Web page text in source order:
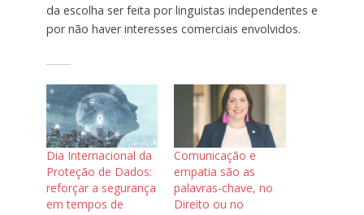
da escolha ser feita por linguistas independentes e
por não haver interesses comerciais envolvidos.
Dia Internacional da
Proteção de Dados:
reforçar a segurança
em tempos de
Comunicação e
empatia são as
palavras-chave, no
Direito ou no